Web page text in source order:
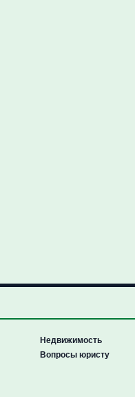
Недвижимость
Вопросы юристу